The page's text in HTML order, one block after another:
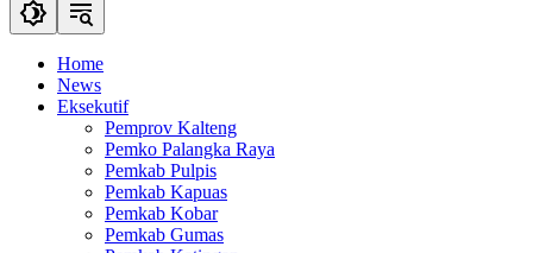
Home
News
Eksekutif
Pemprov Kalteng
Pemko Palangka Raya
Pemkab Pulpis
Pemkab Kapuas
Pemkab Kobar
Pemkab Gumas